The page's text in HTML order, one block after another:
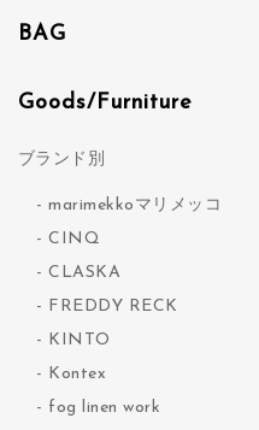
BAG
Goods/Furniture
ブランド別
marimekkoマリメッコ
CINQ
CLASKA
FREDDY RECK
KINTO
Kontex
fog linen work